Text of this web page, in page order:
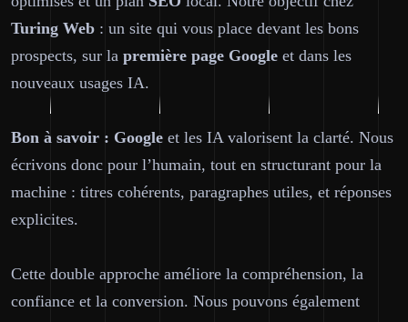
Turing Web : un site qui vous place devant les bons
prospects, sur la première page Google et dans les
nouveaux usages IA.
Bon à savoir : Google et les IA valorisent la clarté. Nous
écrivons donc pour l’humain, tout en structurant pour la
machine : titres cohérents, paragraphes utiles, et réponses
explicites.
Cette double approche améliore la compréhension, la
confiance et la conversion. Nous pouvons également